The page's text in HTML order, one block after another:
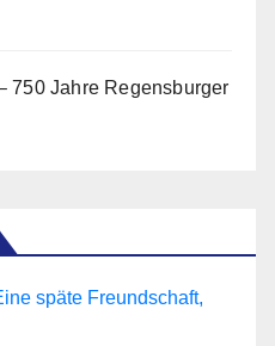
750 Jahre Regensburger
späte Freundschaft,